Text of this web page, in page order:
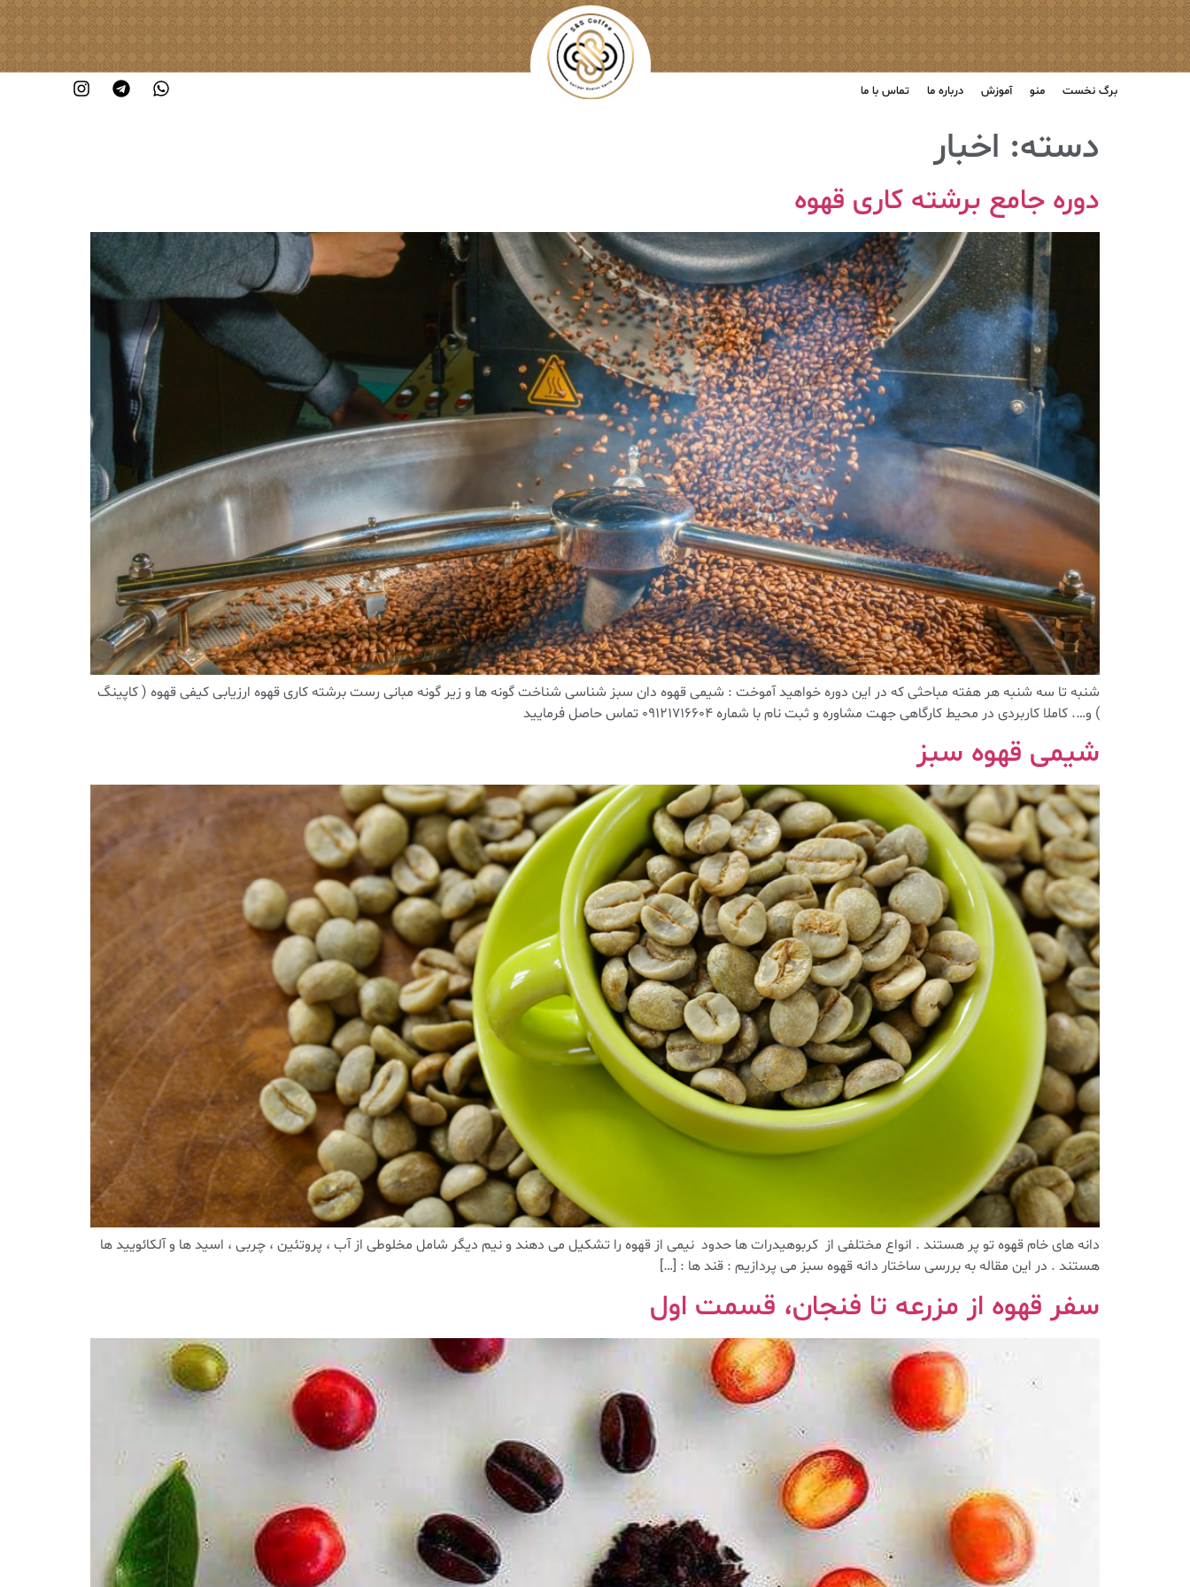
برگ نخست منو آموزش درباره ما تماس با ما
دسته: اخبار
دوره جامع برشته کاری قهوه
شنبه تا سه شنبه هر هفته مباحثی که در این دوره خواهید آموخت : شیمی قهوه دان سبز شناسی شناخت گونه ها و زیر گونه مبانی رست برشته کاری قهوه ارزیابی کیفی قهوه ( کاپینگ
) و…. کاملا کاربردی در محیط کارگاهی جهت مشاوره و ثبت نام با شماره ٠٩١٢١٧١۶۶٠۴ تماس حاصل فرمایید
شیمی قهوه سبز
دانه های خام قهوه تو پر هستند . انواع مختلفی از کربوهیدرات ها حدود نیمی از قهوه را تشکیل می دهند و نیم دیگر شامل مخلوطی از آب ، پروتئین ، چربی ، اسید ها و آلکائویید ها
هستند . در این مقاله به بررسی ساختار دانه قهوه سبز می پردازیم : قند ها : […]
سفر قهوه از مزرعه تا فنجان، قسمت اول